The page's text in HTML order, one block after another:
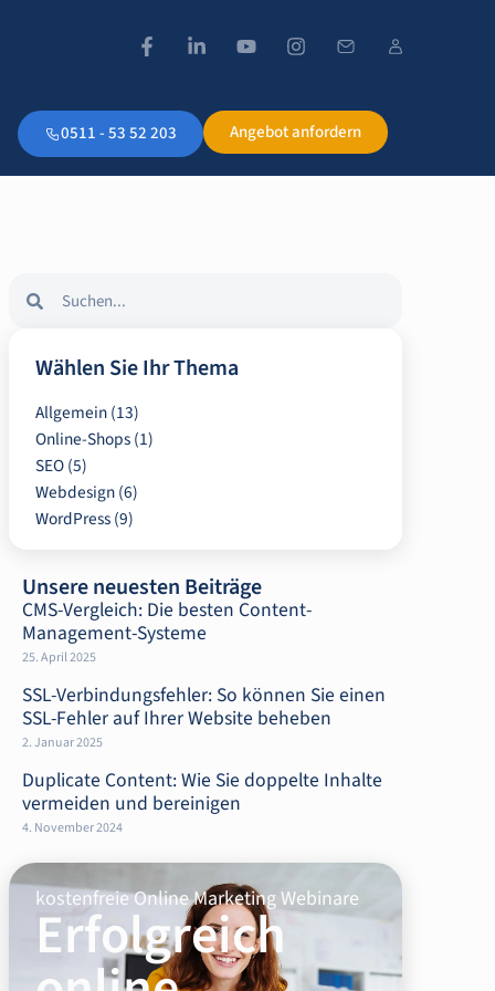
0511 - 53 52 203 Angebot anfordern
Wählen Sie Ihr Thema
Allgemein(13)
Online-Shops(1)
SEO(5)
Webdesign(6)
WordPress(9)
Unsere neuesten Beiträge
CMS-Vergleich: Die besten Content-
Management-Systeme
25. April 2025
SSL-Verbindungsfehler: So können Sie einen
SSL-Fehler auf Ihrer Website beheben
2. Januar 2025
Duplicate Content: Wie Sie doppelte Inhalte
vermeiden und bereinigen
4. November 2024
kostenfreie Online Marketing Webinare
Erfolgreich